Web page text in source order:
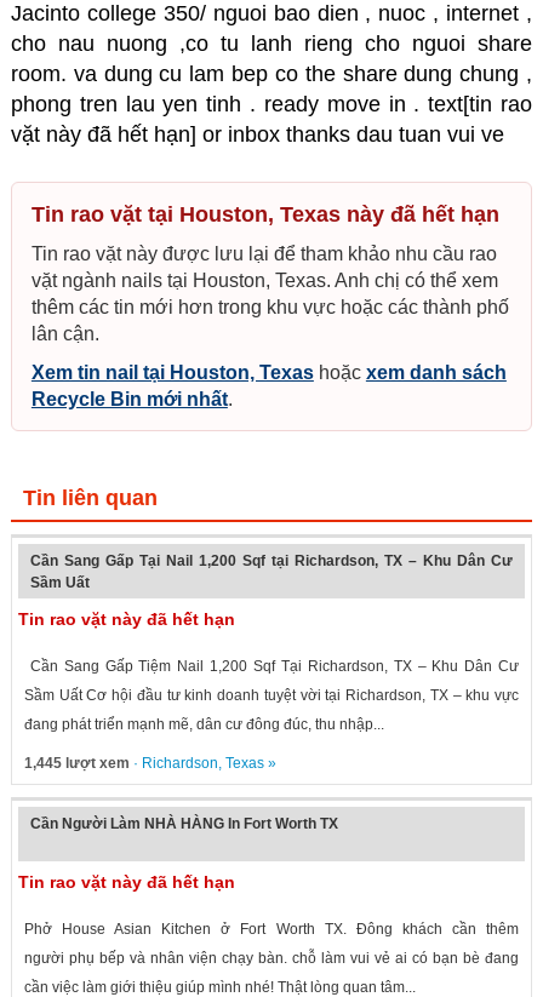
Jacinto college 350/ nguoi bao dien , nuoc , internet ,
cho nau nuong ,co tu lanh rieng cho nguoi share
room. va dung cu lam bep co the share dung chung ,
phong tren lau yen tinh . ready move in . text[tin rao
vặt này đã hết hạn] or inbox thanks dau tuan vui ve
Tin rao vặt tại Houston, Texas này đã hết hạn
Tin rao vặt này được lưu lại để tham khảo nhu cầu rao
vặt ngành nails tại Houston, Texas. Anh chị có thể xem
thêm các tin mới hơn trong khu vực hoặc các thành phố
lân cận.
Xem tin nail tại Houston, Texashoặc xem danh sách
Recycle Bin mới nhất.
Tin liên quan
Cần Sang Gấp Tại Nail 1,200 Sqf tại Richardson, TX – Khu Dân Cư
Sầm Uất
Tin rao vặt này đã hết hạn
Cần Sang Gấp Tiệm Nail 1,200 Sqf Tại Richardson, TX – Khu Dân Cư
Sầm Uất Cơ hội đầu tư kinh doanh tuyệt vời tại Richardson, TX – khu vực
đang phát triển mạnh mẽ, dân cư đông đúc, thu nhập...
1,445 lượt xem · Richardson, Texas»
Cần Người Làm NHÀ HÀNG In Fort Worth TX
Tin rao vặt này đã hết hạn
Phở House Asian Kitchen ở Fort Worth TX. Đông khách cần thêm
người phụ bếp và nhân viện chạy bàn. chỗ làm vui vẻ ai có bạn bè đang
cần việc làm giới thiệu giúp mình nhé! Thật lòng quan tâm...